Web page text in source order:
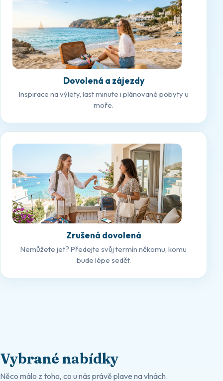
Dovolená a zájezdy
Inspirace na výlety, last minute i plánované pobyty u
moře.
Zrušená dovolená
Nemůžete jet? Předejte svůj termín někomu, komu
bude lépe sedět.
Vybrané nabídky
Něco málo z toho, co u nás právě plave na vlnách.